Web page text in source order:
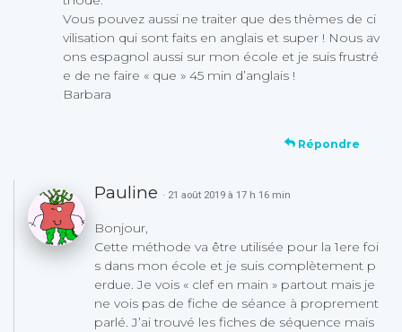
Vous pouvez aussi ne traiter que des thèmes de ci
vilisation qui sont faits en anglais et super ! Nous av
ons espagnol aussi sur mon école et je suis frustré
e de ne faire « que » 45 min d’anglais !
Barbara
Répondre
Pauline · 21 août 2019 à 17 h 16 min
Bonjour,
Cette méthode va être utilisée pour la 1ere foi
s dans mon école et je suis complètement p
erdue. Je vois « clef en main » partout mais je
ne vois pas de fiche de séance à proprement
parlé. J’ai trouvé les fiches de séquence mais